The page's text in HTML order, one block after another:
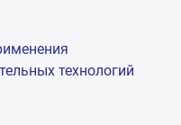
технологий